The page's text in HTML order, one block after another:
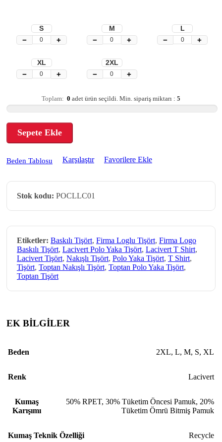
S
− +
M
− +
L
− +
XL
− +
2XL
− +
Toplam: 0 adet ürün seçildi. Min. sipariş miktarı : 5
Sepete Ekle
Beden Tablosu Karşılaştır Favorilere Ekle
Stok kodu: POCLLC01
Etiketler: Baskılı Tişört, Firma Loglu Tişört, Firma Logo
Baskılı Tişört, Lacivert Polo Yaka Tişört, Lacivert T Shirt,
Lacivert Tişört, Nakışlı Tişört, Polo Yaka Tişört, T Shirt,
Tişört, Toptan Nakışlı Tişört, Toptan Polo Yaka Tişört,
Toptan Tişört
EK BİLGİLER
Beden 2XL, L, M, S, XL
Renk Lacivert
Kumaş
Karışımı
50% RPET, 30% Tüketim Öncesi Pamuk, 20%
Tüketim Ömrü Bitmiş Pamuk
Kumaş Teknik Özelliği Recycle